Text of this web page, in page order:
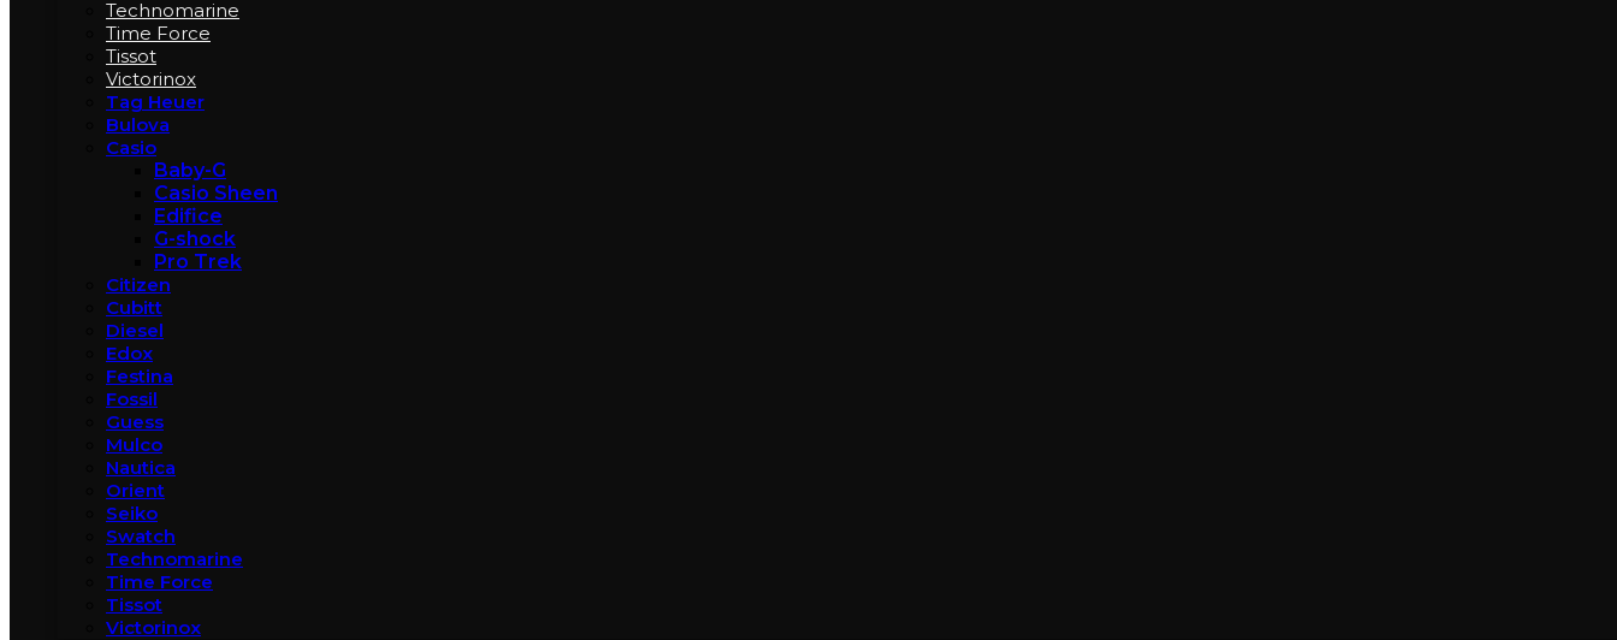
Technomarine
Time Force
Tissot
Victorinox
Tag Heuer
Bulova
Casio
Baby-G
Casio Sheen
Edifice
G-shock
Pro Trek
Citizen
Cubitt
Diesel
Edox
Festina
Fossil
Guess
Mulco
Nautica
Orient
Seiko
Swatch
Technomarine
Time Force
Tissot
Victorinox